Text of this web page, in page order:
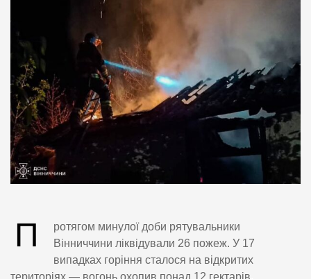
П
ротягом минулої доби рятувальники
Вінниччини ліквідували 26 пожеж. У 17
випадках горіння сталося на відкритих
територіях — вогонь охопив понад 12 гектарів.